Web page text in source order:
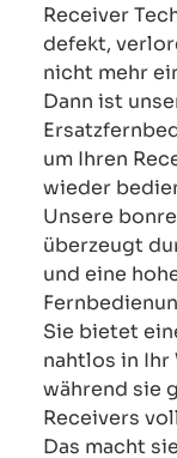
Receiver
defekt,
nicht mehr
Dann ist
um Ihren
wieder
Unsere
überzeugt
und eine
Sie bietet
nahtlos in
während sie
Receivers
Das macht